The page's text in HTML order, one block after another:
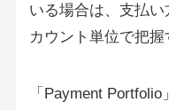
いる場合は、支払
カウント単位で把握
「Payment